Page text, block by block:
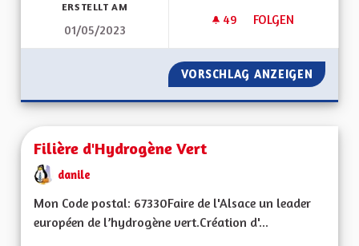
ERSTELLT AM
01/05/2023
49 49 FOLLOWER
FOLGEN
FINANCEMENT
VORSCHLAG ANZEIGEN
Filière d'Hydrogène Vert
danile
Mon Code postal: 67330Faire de l'Alsace un leader
européen de l’hydrogène vert.Création d'...